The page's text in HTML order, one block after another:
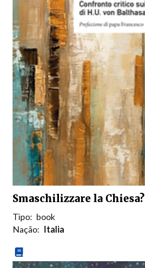
Smaschilizzare la Chiesa?
Tipo: book
Nação: Italia